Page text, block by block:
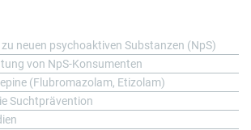
neuen psychoaktiven Substanzen (NpS)
von NpS-Konsumenten
(Flubromazolam, Etizolam)
Suchtprävention